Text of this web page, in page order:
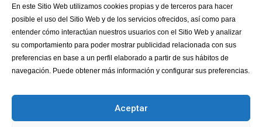
En este Sitio Web utilizamos cookies propias y de terceros para hacer
posible el uso del Sitio Web y de los servicios ofrecidos, así como para
entender cómo interactúan nuestros usuarios con el Sitio Web y analizar
su comportamiento para poder mostrar publicidad relacionada con sus
preferencias en base a un perfil elaborado a partir de sus hábitos de
navegación. Puede obtener más información y configurar sus preferencias.
Aceptar
Proyectos HappyAir